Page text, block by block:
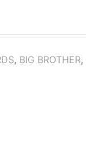
, BIG BROTHER,